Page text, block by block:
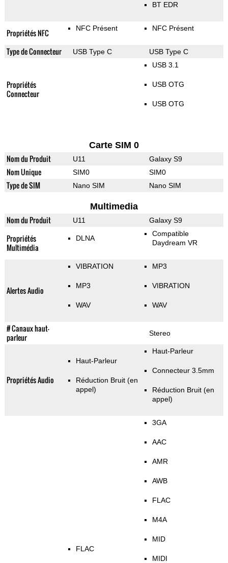
BT EDR
Propriétés NFC NFC Présent NFC Présent
Type de Connecteur USB Type C USB Type C
Propriétés
Connecteur
USB 3.1
USB OTG
USB OTG
Carte SIM 0
Nom du Produit U11 Galaxy S9
Nom Unique SIM0 SIM0
Type de SIM Nano SIM Nano SIM
Multimedia
Nom du Produit U11 Galaxy S9
Propriétés
Multimédia
DLNA
Compatible
Daydream VR
Alertes Audio
VIBRATION
MP3
WAV
MP3
VIBRATION
WAV
# Canaux haut-
parleur
Stereo
Propriétés Audio
Haut-Parleur
Réduction Bruit (en
appel)
Haut-Parleur
Connecteur 3.5mm
Réduction Bruit (en
appel)
FLAC
3GA
AAC
AMR
AWB
FLAC
M4A
MID
MIDI